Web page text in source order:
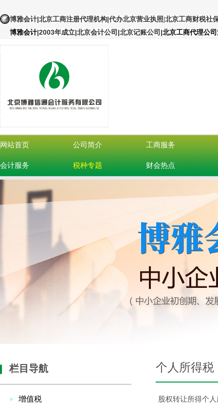
博雅会计|北京工商注册代理机构|代办北京营业执照 |北京工商财税社
博雅会计|2003年成立|北京会计公司|北京记账公司 |北京工商代理公
网站首页 公司简介 工商服务
会计服务 税种专题 财会热点
栏目导航
增值税
个人所得税
股权转让所得个